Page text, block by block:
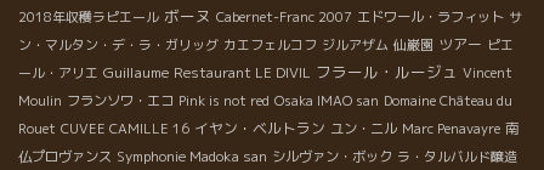
2018年収穫ラピエール ボーヌ Cabernet-Franc 2007 エドワール・ラフィット サ
ン・マルタン・デ・ラ・ガリッグ カエフェルコフ ジルアザム 仙巌園 ツアー ピエ
ール・アリエ Guillaume Restaurant LE DIVIL フラール・ルージュ Vincent
Moulin フランソワ・エコ Pink is not red Osaka IMAO san Domaine Château du
Rouet CUVEE CAMILLE 16 イヤン・ベルトラン ユン・ニル Marc Penavayre 南
仏プロヴァンス Symphonie Madoka san シルヴァン・ボック ラ・タルバルド醸造